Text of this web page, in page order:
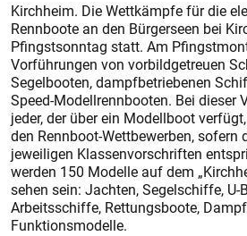
Kirchheim. Die Wettkämpfe für die
Rennboote an den Bürgerseen bei
Pfingstsonntag statt. Am
Vorführungen von vorbildgetreuen
Segelbooten, dampfbetriebenen
Speed-Modellrennbooten. Bei dieser
jeder, der über ein Modellboot
den Rennboot-Wettbewerben, sofern
jeweiligen Klassenvorschriften
werden 150 Modelle auf dem
sehen sein: Jachten, Segelschiffe, U-
Arbeitsschiffe, Rettungsboote,
Funktionsmodelle.